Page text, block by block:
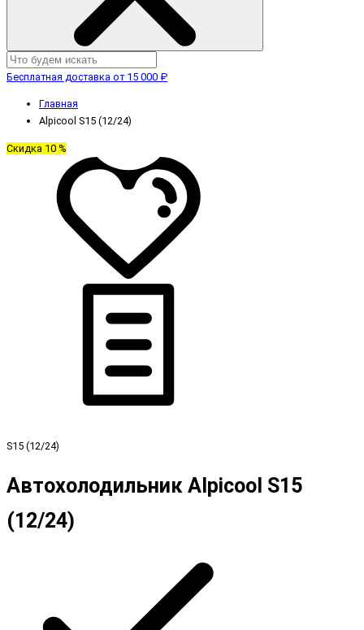
Бесплатная доставка от 15 000 ₽
Главная
Alpicool S15 (12/24)
Скидка 10 %
S15 (12/24)
Автохолодильник Alpicool S15
(12/24)